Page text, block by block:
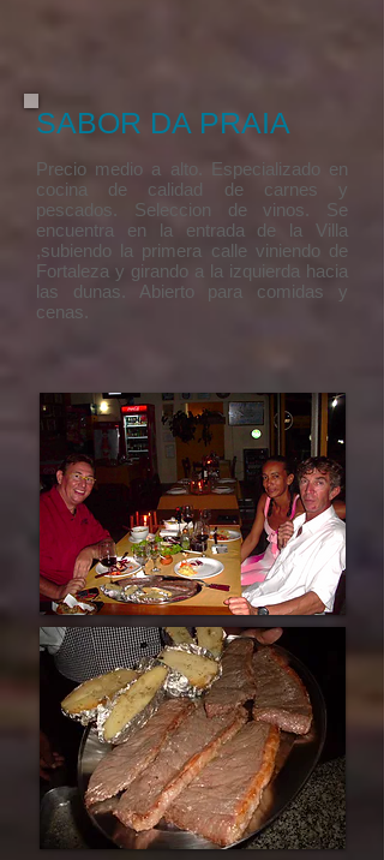
SABOR DA PRAIA
​Precio medio a alto. Especializado en
cocina de calidad de carnes y
pescados. Seleccion de vinos. Se
encuentra en la entrada de la Villa
,subiendo la primera calle viniendo de
Fortaleza y girando a la izquierda hacia
las dunas. Abierto para comidas y
cenas.